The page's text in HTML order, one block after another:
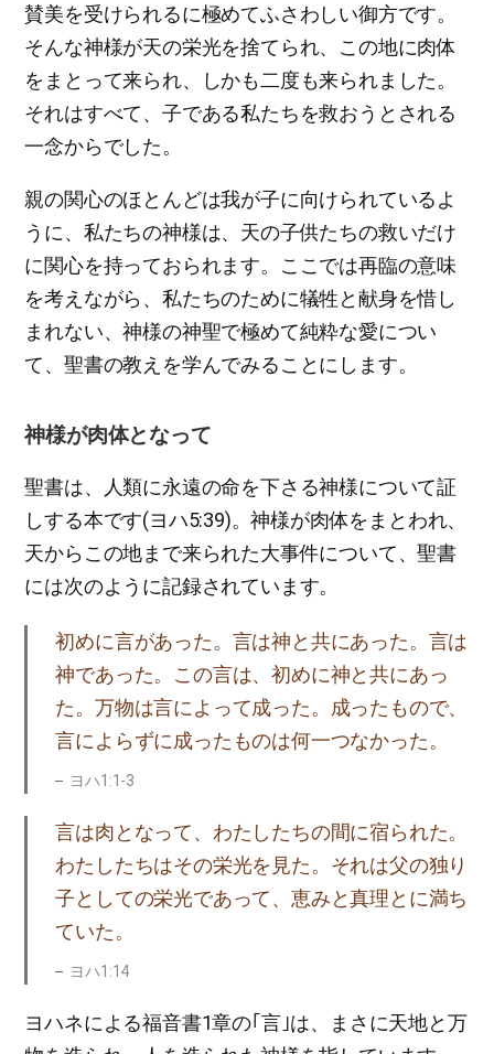
賛美を受けられるに極めてふさわしい御方です。
そんな神様が天の栄光を捨てられ、この地に肉体
をまとって来られ、しかも二度も来られました。
それはすべて、子である私たちを救おうとされる
一念からでした。
親の関心のほとんどは我が子に向けられているよ
うに、私たちの神様は、天の子供たちの救いだけ
に関心を持っておられます。ここでは再臨の意味
を考えながら、私たちのために犠牲と献身を惜し
まれない、神様の神聖で極めて純粋な愛につい
て、聖書の教えを学んでみることにします。
神様が肉体となって
聖書は、人類に永遠の命を下さる神様について証
しする本です(ヨハ5:39)。神様が肉体をまとわれ、
天からこの地まで来られた大事件について、聖書
には次のように記録されています。
初めに言があった。言は神と共にあった。言は
神であった。この言は、初めに神と共にあっ
た。万物は言によって成った。成ったもので、
言によらずに成ったものは何一つなかった。
ヨハ1:1-3
言は肉となって、わたしたちの間に宿られた。
わたしたちはその栄光を見た。それは父の独り
子としての栄光であって、恵みと真理とに満ち
ていた。
ヨハ1:14
ヨハネによる福音書1章の｢言｣は、まさに天地と万